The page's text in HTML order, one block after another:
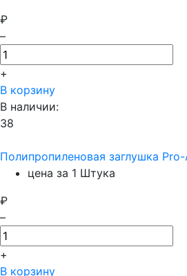
₽
–
+
В корзину
В наличии:
38
Полипропиленовая заглушка
цена за 1 Штука
₽
–
+
В корзину